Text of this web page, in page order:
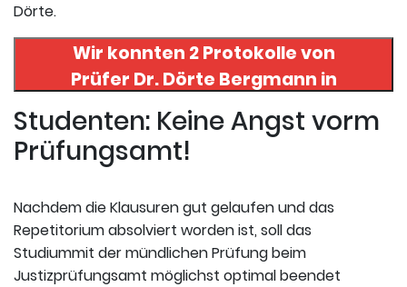
Dörte.
Wir konnten 2 Protokolle von
Prüfer Dr. Dörte Bergmann in
uneserer Datenbank finden. Hier
registrieren und die Protokolle
abrufen.
Studenten: Keine Angst vorm
Prüfungsamt!
Nachdem die Klausuren gut gelaufen und das
Repetitorium absolviert worden ist, soll das
Studiummit der mündlichen Prüfung beim
Justizprüfungsamt möglichst optimal beendet